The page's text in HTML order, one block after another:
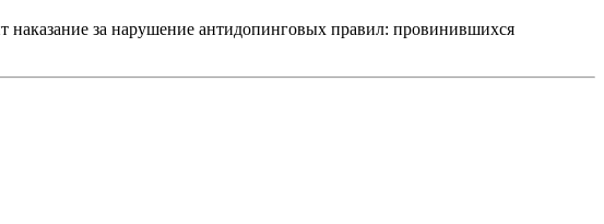
наказание за нарушение антидопинговых правил: провинившихся